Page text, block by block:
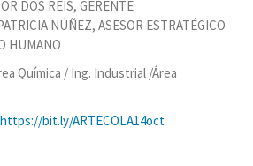
DOS REIS, GERENTE
NÚÑEZ, ASESOR ESTRATÉGICO
HUMANO
Química / Ing. Industrial /Área
https://bit.ly/ARTECOLA14oct